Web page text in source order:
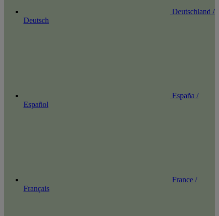
Deutschland /
Deutsch
España /
Español
France /
Français